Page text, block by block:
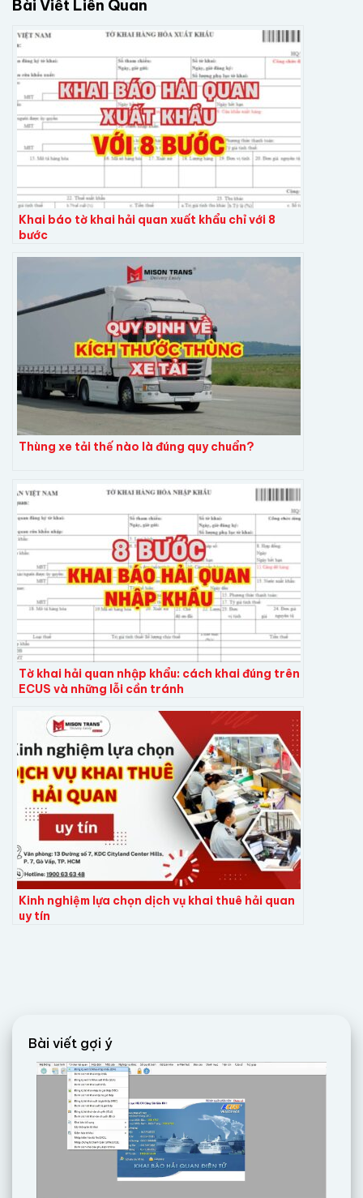
Bài Viết Liên Quan
Khai báo tờ khai hải quan xuất khẩu chỉ với 8
bước
Thùng xe tải thế nào là đúng quy chuẩn?
Tờ khai hải quan nhập khẩu: cách khai đúng trên
ECUS và những lỗi cần tránh
Kinh nghiệm lựa chọn dịch vụ khai thuê hải quan
uy tín
Bài viết gợi ý